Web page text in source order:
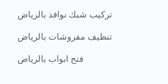
تركيب شبك نوافذ بالرياض
تنظيف مفروشات بالرياض
فتح ابواب بالرياض